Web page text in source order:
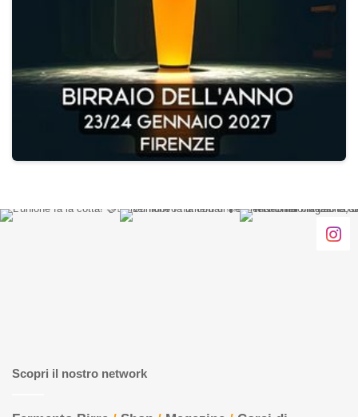
Scopri il nostro network